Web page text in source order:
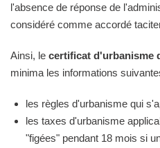
l'absence de réponse de
considéré comme accordé
Ainsi, le certificat d'urbanisme
minima les informations
les règles d'urbanisme qui
les taxes d'urbanisme
"figées" pendant 18 mois si